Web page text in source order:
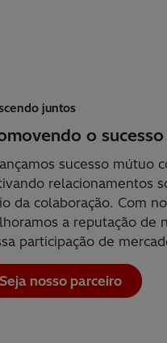
juntos
o
sucesso mútuo
relacionamentos
da colaboração. Com
a reputação de
participação de
Seja nosso parceiro